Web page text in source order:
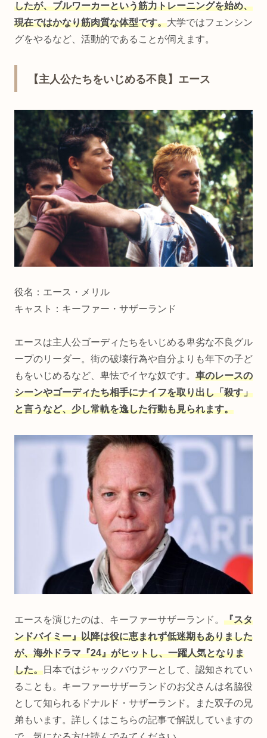
したが、ブルワーカーという筋力トレーニングを始め、
現在ではかなり筋肉質な体型です。大学ではフェンシン
グをやるなど、活動的であることが伺えます。
【主人公たちをいじめる不良】エース
役名：エース・メリル
キャスト：キーファー・サザーランド
エースは主人公ゴーディたちをいじめる卑劣な不良グル
ープのリーダー。街の破壊行為や自分よりも年下の子ど
もをいじめるなど、卑怯でイヤな奴です。 車のレースの
シーンやゴーディたち相手にナイフを取り出し「殺す」
と言うなど、少し常軌を逸した行動も見られます。
エースを演じたのは、キーファーサザーランド。 『スタ
ンドバイミー』以降は役に恵まれず低迷期もありました
が、海外ドラマ『24』がヒットし、一躍人気となりま
した。日本ではジャックバウアーとして、認知されてい
ることも。キーファーサザーランドのお父さんは名脇役
として知られるドナルド・サザーランド。また双子の兄
弟もいます。詳しくはこちらの記事で解説していますの